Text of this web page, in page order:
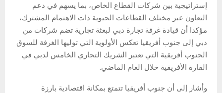
إستراتيجية بين شركات القطاع الخاص، بما يسهم في دعم
التعاون عبر مختلف القطاعات الحيوية ذات الاهتمام المشترك،
مؤكدا أن قيادة غرفة تجارة دبي لبعثة تجارية تضم شركات من
دبي إلى جنوب أفريقيا تعكس الأولوية التي توليها الغرفة للسوق
الجنوب أفريقية التي تعتبر الشريك التجاري الخامس لدبي في
القارة الأفريقية خلال العام الماضي.
وأشار إلى أن جنوب أفريقيا تتمتع بمكانة اقتصادية بارزة